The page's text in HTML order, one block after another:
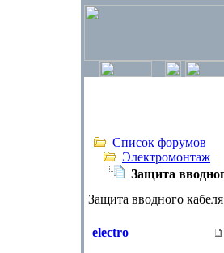
Список форумов
Электромонтаж
Защита
Защита вводного кабеля
electro